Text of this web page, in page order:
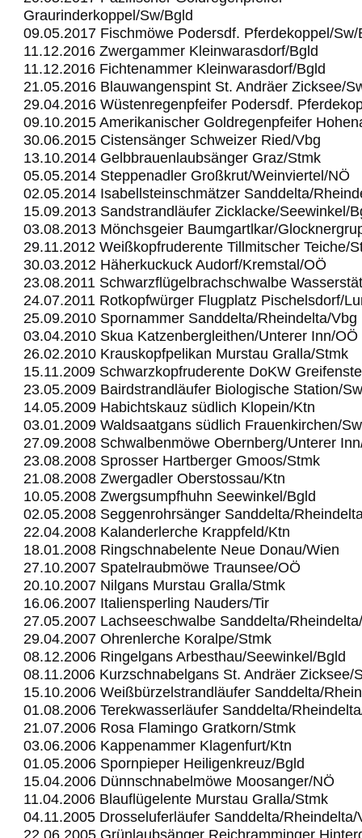
Graurinderkoppel/Sw/Bgld
09.05.2017 Fischmöwe Podersdf. Pferdekoppel/Sw/
11.12.2016 Zwergammer Kleinwarasdorf/Bgld
11.12.2016 Fichtenammer Kleinwarasdorf/Bgld
21.05.2016 Blauwangenspint St. Andräer Zicksee/
29.04.2016 Wüstenregenpfeifer Podersdf.
09.10.2015 Amerikanischer Goldregenpfeifer
30.06.2015 Cistensänger Schweizer Ried/Vbg
13.10.2014 Gelbbrauenlaubsänger Graz/Stmk
05.05.2014 Steppenadler Großkrut/Weinviertel/NÖ
02.05.2014 Isabellsteinschmätzer Sanddelta/
15.09.2013 Sandstrandläufer Zicklacke/Seewinkel/
03.08.2013 Mönchsgeier Baumgartlkar/
29.11.2012 Weißkopfruderente Tillmitscher Teiche/
30.03.2012 Häherkuckuck Audorf/Kremstal/OÖ
23.08.2011 Schwarzflügelbrachschwalbe
24.07.2011 Rotkopfwürger Flugplatz Pischelsdorf/
25.09.2010 Spornammer Sanddelta/Rheindelta/Vbg
03.04.2010 Skua Katzenbergleithen/Unterer Inn/OÖ
26.02.2010 Krauskopfpelikan Murstau Gralla/Stmk
15.11.2009 Schwarzkopfruderente DoKW
23.05.2009 Bairdstrandläufer Biologische Station/
14.05.2009 Habichtskauz südlich Klopein/Ktn
03.01.2009 Waldsaatgans südlich Frauenkirchen/
27.09.2008 Schwalbenmöwe Obernberg/Unterer
23.08.2008 Sprosser Hartberger Gmoos/Stmk
21.08.2008 Zwergadler Oberstossau/Ktn
10.05.2008 Zwergsumpfhuhn Seewinkel/Bgld
02.05.2008 Seggenrohrsänger Sanddelta/
22.04.2008 Kalanderlerche Krappfeld/Ktn
18.01.2008 Ringschnabelente Neue Donau/Wien
27.10.2007 Spatelraubmöwe Traunsee/OÖ
20.10.2007 Nilgans Murstau Gralla/Stmk
16.06.2007 Italiensperling Nauders/Tir
27.05.2007 Lachseeschwalbe Sanddelta/
29.04.2007 Ohrenlerche Koralpe/Stmk
08.12.2006 Ringelgans Arbesthau/Seewinkel/Bgld
08.11.2006 Kurzschnabelgans St. Andräer Zicksee/
15.10.2006 Weißbürzelstrandläufer Sanddelta/
01.08.2006 Terekwasserläufer Sanddelta/
21.07.2006 Rosa Flamingo Gratkorn/Stmk
03.06.2006 Kappenammer Klagenfurt/Ktn
01.05.2006 Spornpieper Heiligenkreuz/Bgld
15.04.2006 Dünnschnabelmöwe Moosanger/NÖ
11.04.2006 Blauflügelente Murstau Gralla/Stmk
04.11.2005 Drosseluferläufer Sanddelta/Rheindelta/
22.06.2005 Grünlaubsänger Reichramminger